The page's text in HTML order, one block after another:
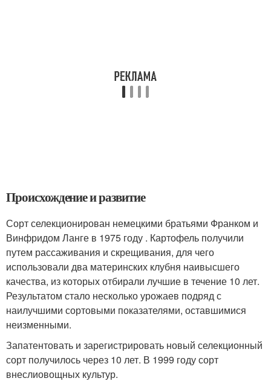
Происхождение и развитие
Сорт селекционирован немецкими братьями Франком и
Винфридом Ланге в 1975 году . Картофель получили
путем рассаживания и скрещивания, для чего
использовали два материнских клубня наивысшего
качества, из которых отбирали лучшие в течение 10 лет.
Результатом стало несколько урожаев подряд с
наилучшими сортовыми показателями, оставшимися
неизменными.
Запатентовать и зарегистрировать новый селекционный
сорт получилось через 10 лет. В 1999 году сорт
внеслиовощных культур.